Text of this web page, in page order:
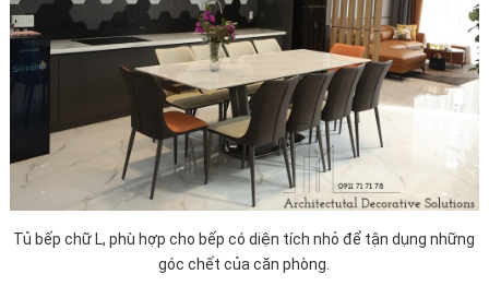
Tủ bếp chữ L, phù hợp cho bếp có diện tích nhỏ để tận dụng những
góc chết của căn phòng.